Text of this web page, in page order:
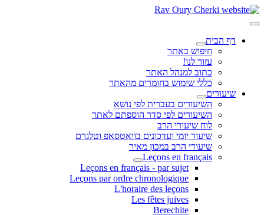
דף הבית
חיפוש באתר
עזור לנו!
כתוב למנהל האתר
כללי שימוש בחומרים מהאתר
שיעורים
השיעורים בעברית לפי נושא
השיעורים לפי סדר הוספתם לאתר
לוח שיעורי הרב
שיעור יומי ועדכונים בוואטסאפ וטלגרם
שיעורי הרב במכון מאיר
Leçons en français
Leçons en français - par sujet
Leçons par ordre chronologique
L'horaire des leçons
Les fêtes juives
Berechite